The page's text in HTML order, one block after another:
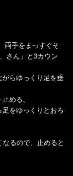
両手をまっすぐそ
さん」と3カウン
がらゆっくり足を垂
める。
をゆっくりとおろ
なるので、止めると